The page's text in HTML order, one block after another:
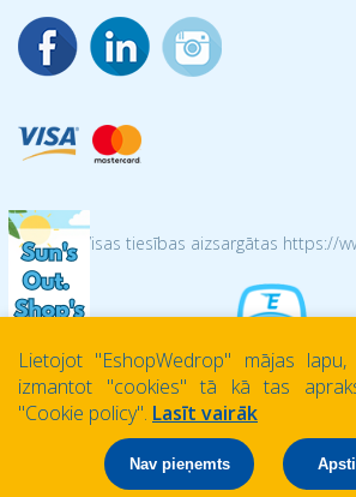
© 2026 Visas tiesības aizsargātas https://
Lietojot ''EshopWedrop'' mājas
izmantot ''cookies'' tā kā tas
''Cookie policy''. Lasīt vairāk
Nav pieņemts